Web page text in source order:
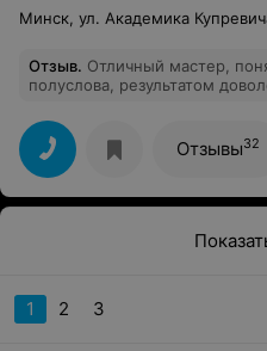
Минск, ул. Академика
Отзыв. Отличный мастер,
полуслова, результатом
Отзывы32
1 2 3